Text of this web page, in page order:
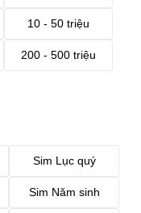
10 - 50 triệu
200 - 500 triệu
Sim Lục quý
Sim Năm sinh